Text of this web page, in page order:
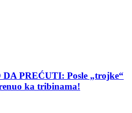
PREĆUTI: Posle „trojke“
ka tribinama!